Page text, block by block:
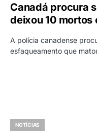
Canadá procura
deixou 10 mortos
A polícia canadense
esfaqueamento que
NOTÍCIAS